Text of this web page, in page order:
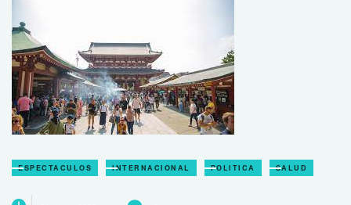
ESPECTACULOS INTERNACIONAL POLITICA SALUD